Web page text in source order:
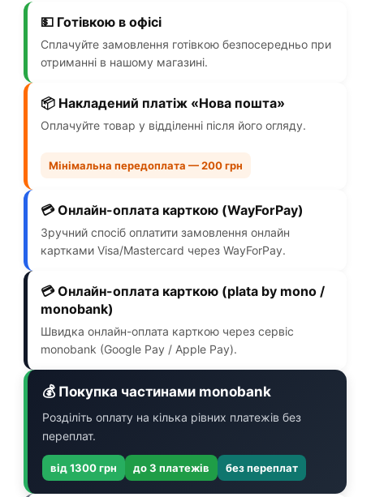
💵 Готівкою в офісі
Сплачуйте замовлення готівкою безпосередньо при
отриманні в нашому магазині.
📦 Накладений платіж «Нова пошта»
Оплачуйте товар у відділенні після його огляду.
Мінімальна передоплата — 200 грн
💳 Онлайн-оплата карткою (WayForPay)
Зручний спосіб оплатити замовлення онлайн
картками Visa/Mastercard через WayForPay.
💳 Онлайн-оплата карткою (plata by mono /
monobank)
Швидка онлайн-оплата карткою через сервіс
monobank (Google Pay / Apple Pay).
💰 Покупка частинами monobank
Розділіть оплату на кілька рівних платежів без
переплат.
від 1300 грн до 3 платежів без переплат